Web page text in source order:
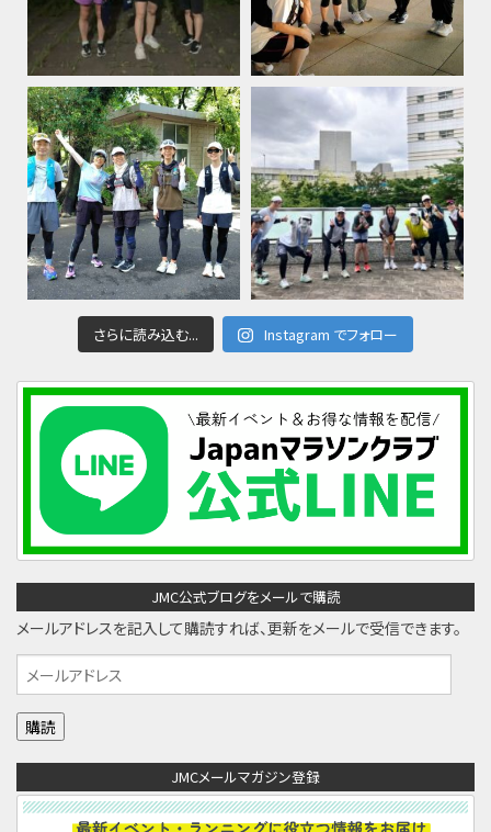
さらに読み込む... Instagram でフォロー
JMC公式ブログをメールで購読
メールアドレスを記入して購読すれば、更新をメールで受信できます。
メ
ー
ル
レ
JMCメールマガジン登録